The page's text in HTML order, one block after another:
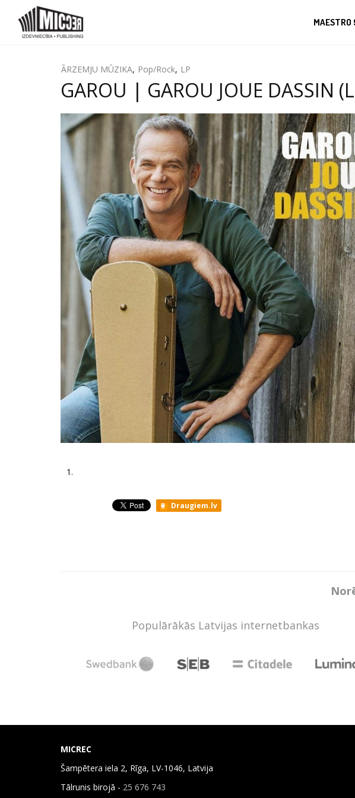
MAESTRO
ĀRZEMJU MŪZIKA, Pop/Rock, LP
GAROU | GAROU JOUE DASSIN
1.
Draugiem.lv
Populārākās Latvijas internetbankas
MICREC
Šampētera iela 2, Rīga, LV-1046, Latvija
Tālrunis birojā - 25 676 743